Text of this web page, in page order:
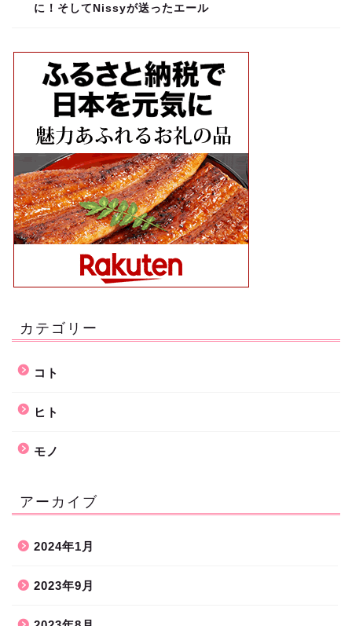
に！そしてNissyが送ったエール
カテゴリー
コト
ヒト
モノ
アーカイブ
2024年1月
2023年9月